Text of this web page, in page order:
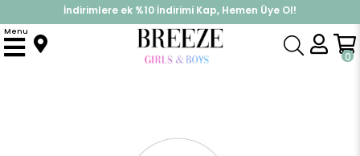
%30 Sepette Yaz İndirimi, Hemen Al!
İndirimlere ek %10 İndirimi Kap, Hemen Üye Ol!
0
Menu
Anasayfa Takımlar Tayt Takımı